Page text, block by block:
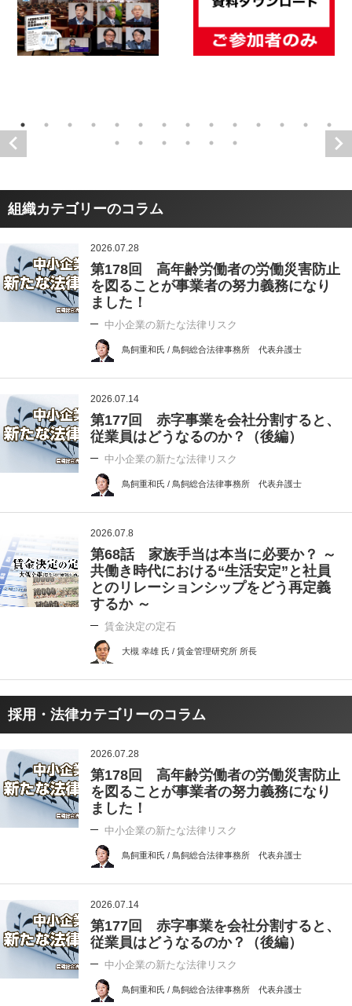
組織カテゴリーのコラム
2026.07.28
第178回 高年齢労働者の労働災害防止
を図ることが事業者の努力義務になり
ました！
中小企業の新たな法律リスク
鳥飼重和氏 / 鳥飼総合法律事務所 代表弁護士
2026.07.14
第177回 赤字事業を会社分割すると、
従業員はどうなるのか？（後編）
中小企業の新たな法律リスク
鳥飼重和氏 / 鳥飼総合法律事務所 代表弁護士
2026.07.8
第68話 家族手当は本当に必要か？ ～
共働き時代における“生活安定”と社員
とのリレーションシップをどう再定義
するか ～
賃金決定の定石
大槻 幸雄 氏 / 賃金管理研究所 所長
採用・法律カテゴリーのコラム
2026.07.28
第178回 高年齢労働者の労働災害防止
を図ることが事業者の努力義務になり
ました！
中小企業の新たな法律リスク
鳥飼重和氏 / 鳥飼総合法律事務所 代表弁護士
2026.07.14
第177回 赤字事業を会社分割すると、
従業員はどうなるのか？（後編）
中小企業の新たな法律リスク
鳥飼重和氏 / 鳥飼総合法律事務所 代表弁護士